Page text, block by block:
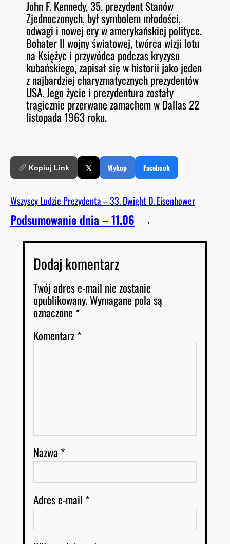
D
E
RSS FEED
LINK
EMBED
John F. Kennedy, 35. prezydent Stanów
Zjednoczonych, był symbolem młodości,
odwagi i nowej ery w amerykańskiej polityce.
Bohater II wojny światowej, twórca wizji lotu
na Księżyc i przywódca podczas kryzysu
kubańskiego, zapisał się w historii jako jeden
z najbardziej charyzmatycznych prezydentów
USA. Jego życie i prezydentura zostały
tragicznie przerwane zamachem w Dallas 22
listopada 1963 roku.
Kopiuj Link 𝕏 Wykop Facebook
Wszyscy Ludzie Prezydenta – 33. Dwight D. Eisenhower
Podsumowanie dnia – 11.06 →
Dodaj komentarz
Twój adres e-mail nie zostanie
opublikowany.Wymagane pola są
oznaczone *
Komentarz*
Nazwa *
Adres e-mail *